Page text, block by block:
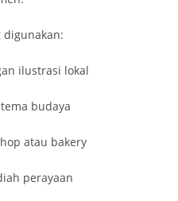
digunakan:
ilustrasi lokal
budaya
atau bakery
perayaan